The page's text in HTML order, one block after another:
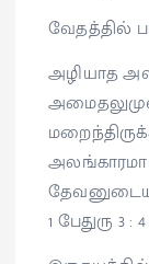
வேதத்தில்
அழியாத
1 பேதுரு 3 : 4